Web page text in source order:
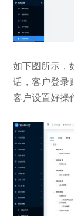
如下图所示，
话，客户登录
客户设置好操